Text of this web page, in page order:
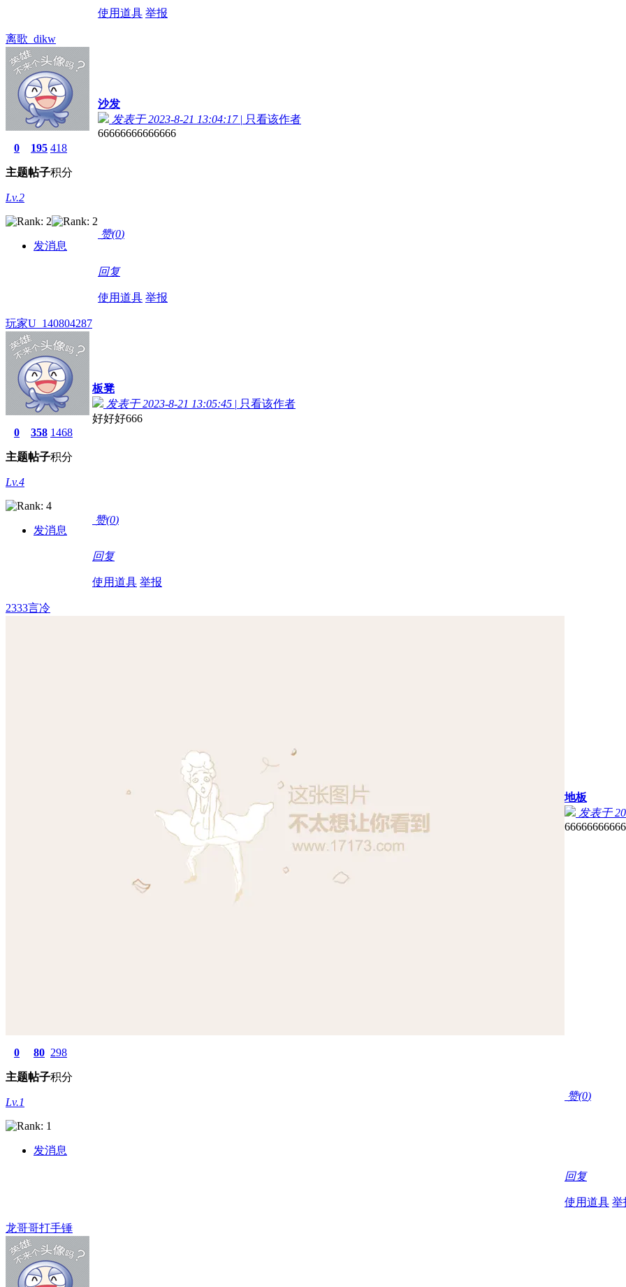
使用道具 举报
离歌_dikw
0
主题
195
帖子
418
积分
Lv.2
发消息
沙发
发表于 2023-8-21 13:04:17 | 只看该作者
66666666666666
赞(0)
回复
使用道具 举报
玩家U_140804287
0
主题
358
帖子
1468
积分
Lv.4
发消息
板凳
发表于 2023-8-21 13:05:45 | 只看该作者
好好好666
赞(0)
回复
使用道具 举报
2333言冷
0
主题
80
帖子
298
积分
Lv.1
发消息
地板
发表于
赞(0)
回复
使用道具 举
龙哥哥打手锤